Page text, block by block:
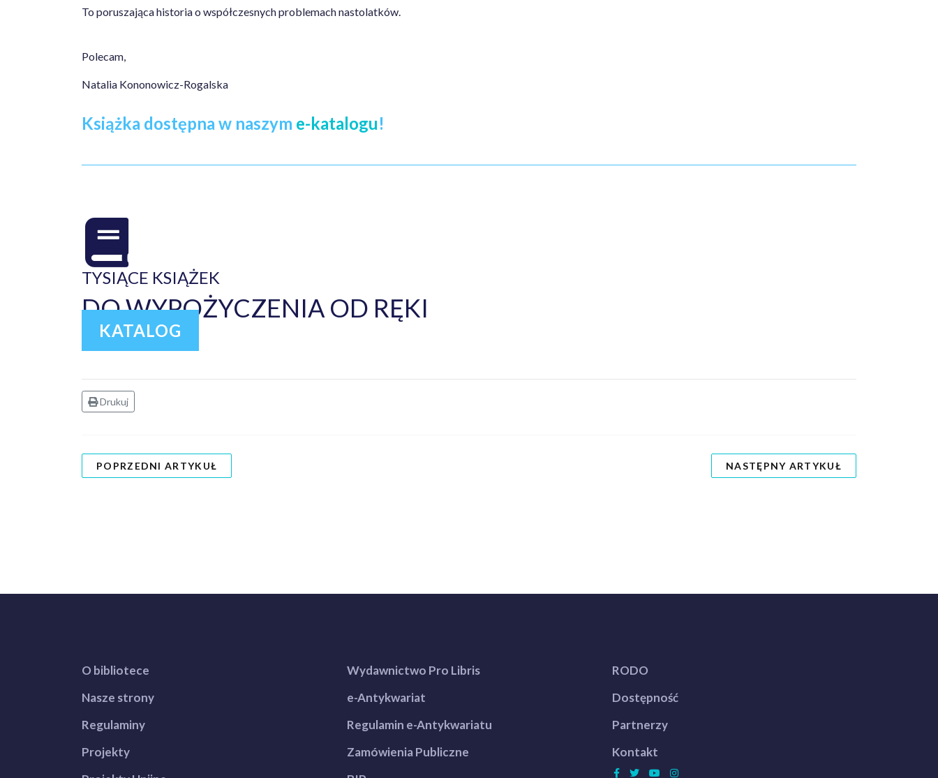
To poruszająca historia o współczesnych problemach nastolatków.
Polecam,
Natalia Kononowicz-Rogalska
Książka dostępna w naszym e-katalogu!
TYSIĄCE KSIĄŻEK
DO WYPOŻYCZENIA OD RĘKI
KATALOG
Drukuj
POPRZEDNI ARTYKUŁ NASTĘPNY ARTYKUŁ
O bibliotece
Nasze strony
Regulaminy
Projekty
Wydawnictwo Pro Libris
e-Antykwariat
Regulamin e-Antykwariatu
Zamówienia Publiczne
RODO
Dostępność
Partnerzy
Kontakt